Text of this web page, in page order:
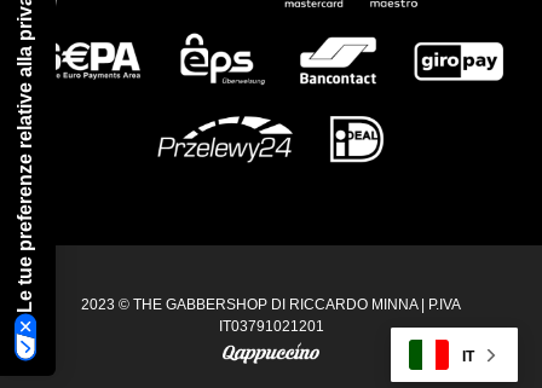
2023 © THE GABBERSHOP DI RICCARDO MINNA | P.IVA
IT03791021201
IT
Le tue preferenze relative alla privacy